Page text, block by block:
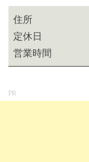
住所
定休日
営業時間
PR